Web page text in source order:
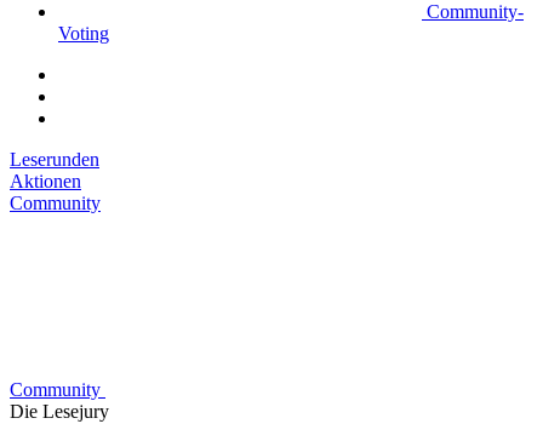
Community-
Voting
Leserunden
Aktionen
Community
Community
Die Lesejury